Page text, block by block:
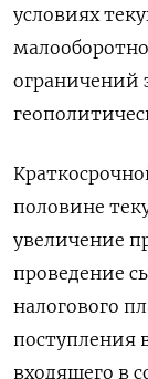
условиях
ограничений
половине
увеличение
проведение
налогового
поступления
входящего в